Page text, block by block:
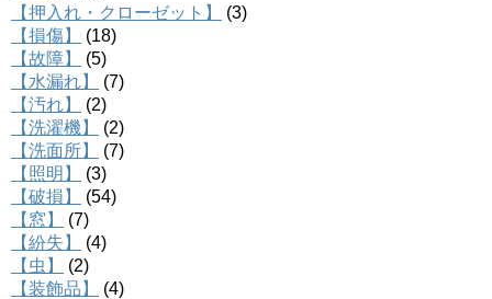
【押入れ・クローゼット】
(3)
【損傷】
(18)
【故障】
(5)
【水漏れ】
(7)
【汚れ】
(2)
【洗濯機】
(2)
【洗面所】
(7)
【照明】
(3)
【破損】
(54)
【窓】
(7)
【紛失】
(4)
【虫】
(2)
【装飾品】
(4)